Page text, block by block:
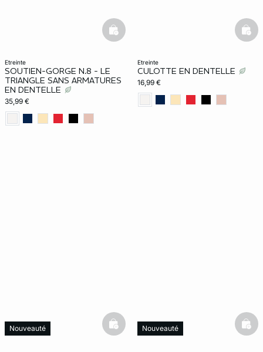
etreinte
SOUTIEN-GORGE N.8 - LE
TRIANGLE SANS ARMATURES
EN DENTELLE
35,99 €
basketfull
etreinte
CULOTTE EN DENTELLE
16,99 €
Nouveauté basketfullNouveauté